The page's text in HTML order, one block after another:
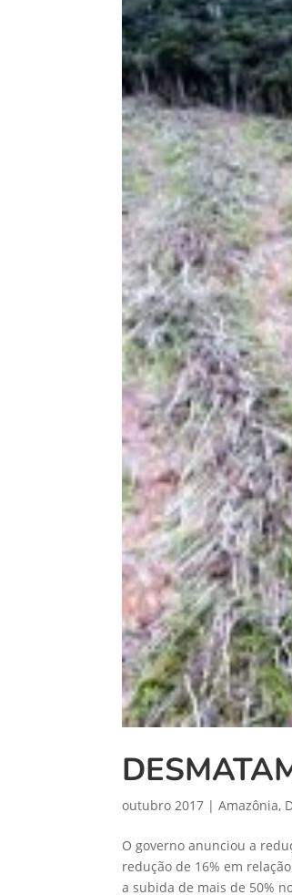
outubro 2017 |Amazônia,
O governo anunciou a
redução de 16% em
a subida de mais de 50%